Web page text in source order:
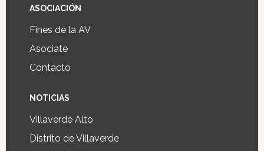
ASOCIACIÓN
Fines de la AV
Asociate
Contacto
NOTICIAS
Villaverde Alto
Distrito de Villaverde